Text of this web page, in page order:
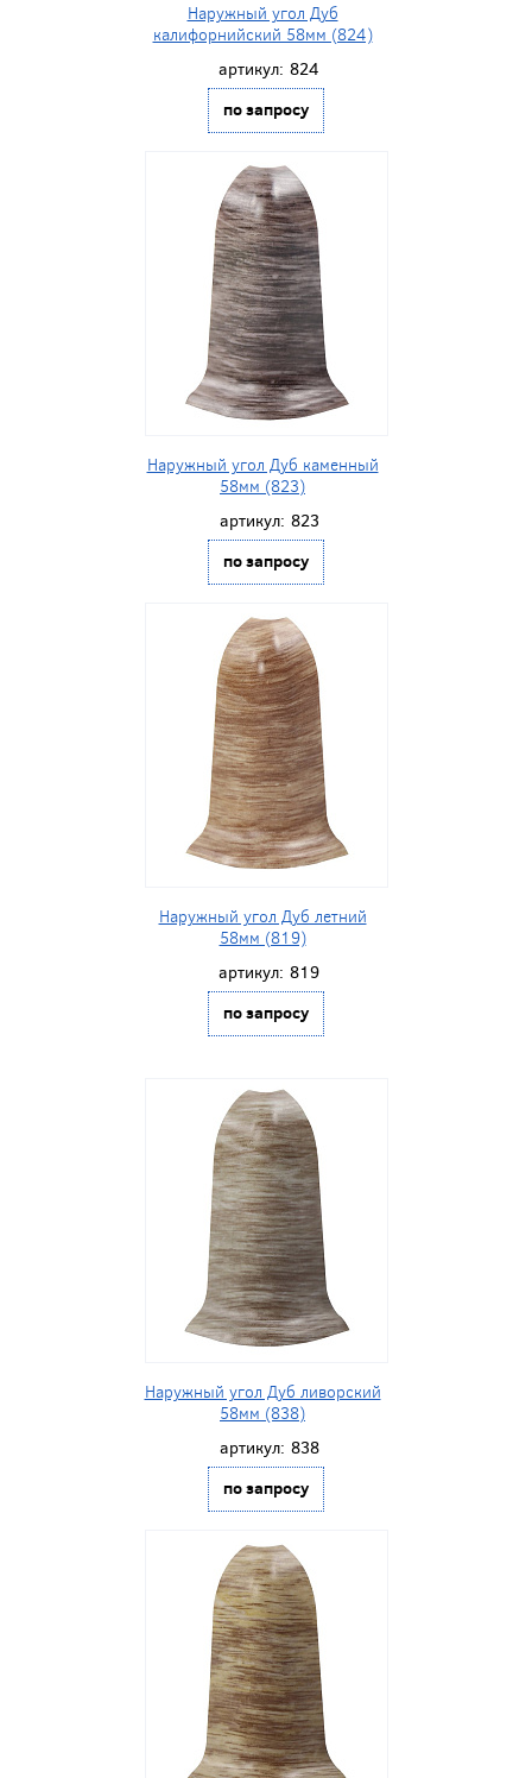
Наружный угол Дуб
калифорнийский 58мм (824)
артикул: 824
по запросу
Наружный угол Дуб каменный
58мм (823)
артикул: 823
по запросу
Наружный угол Дуб летний
58мм (819)
артикул: 819
по запросу
Наружный угол Дуб ливорский
58мм (838)
артикул: 838
по запросу